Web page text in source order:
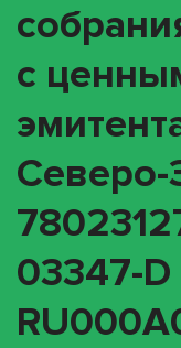
с
03347-D